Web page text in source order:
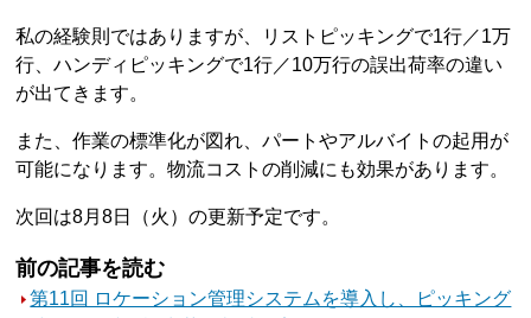
私の経験則ではありますが、リストピッキングで1行／1万
行、ハンディピッキングで1行／10万行の誤出荷率の違い
が出てきます。
また、作業の標準化が図れ、パートやアルバイトの起用が
可能になります。物流コストの削減にも効果があります。
次回は8月8日（火）の更新予定です。
前の記事を読む
第11回 ロケーション管理システムを導入し、ピッキング